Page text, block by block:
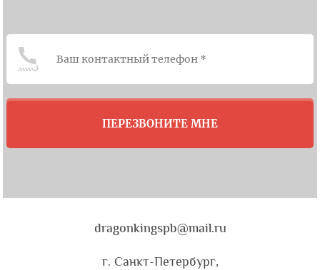
ПЕРЕЗВОНИТЕ МНЕ
dragonkingspb@mail.ru
г. Санкт-Петербург,